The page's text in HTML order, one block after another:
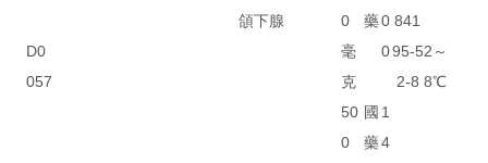
D0
057
頜下腺
0
毫
克
藥0
0
841
95-5
2-8
2～
8℃
50
0
國
藥
1
4